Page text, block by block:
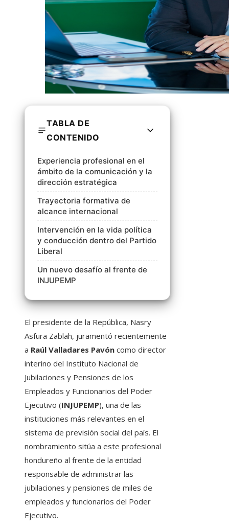
TABLA DE
CONTENIDO
Experiencia profesional en el
ámbito de la comunicación y la
dirección estratégica
Trayectoria formativa de
alcance internacional
Intervención en la vida política
y conducción dentro del Partido
Liberal
Un nuevo desafío al frente de
INJUPEMP
El presidente de la República, Nasry
Asfura Zablah, juramentó recientemente
a Raúl Valladares Pavón como director
interino del Instituto Nacional de
Jubilaciones y Pensiones de los
Empleados y Funcionarios del Poder
Ejecutivo (INJUPEMP), una de las
instituciones más relevantes en el
sistema de previsión social del país. El
nombramiento sitúa a este profesional
hondureño al frente de la entidad
responsable de administrar las
jubilaciones y pensiones de miles de
empleados y funcionarios del Poder
Ejecutivo.